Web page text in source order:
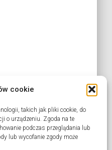
cookie
takich jak pliki cookie, do
o urządzeniu. Zgoda na te
podczas przeglądania lub
lub wycofanie zgody może